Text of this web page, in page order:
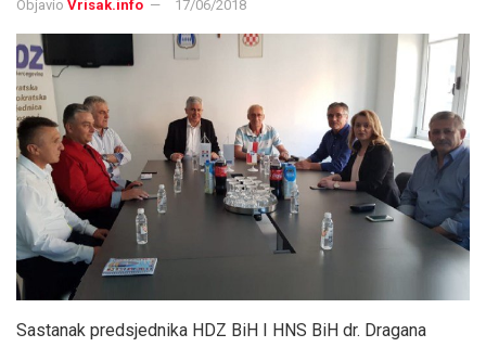
Objavio Vrisak.info 17/06/2018
Sastanak predsjednika HDZ BiH I HNS BiH dr. Dragana